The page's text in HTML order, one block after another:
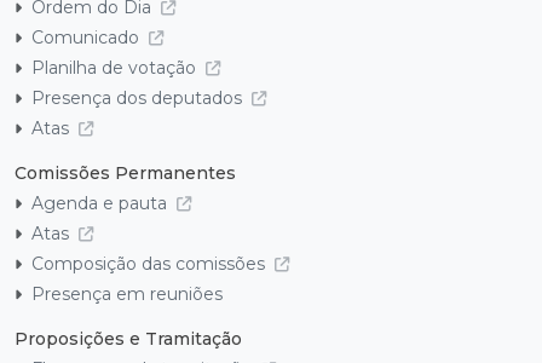
Ordem do Dia
Comunicado
Planilha de votação
Presença dos deputados
Atas
Comissões Permanentes
Agenda e pauta
Atas
Composição das comissões
Presença em reuniões
Proposições e Tramitação